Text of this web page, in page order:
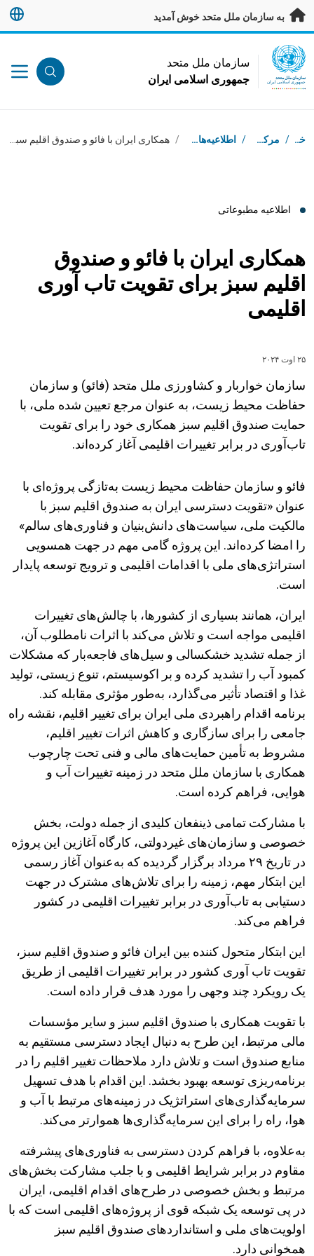
به محتوای اصلی بروید
به سازمان ملل متحد خوش آمدید
UN Logo
سازمان ملل متحد
جمهوری اسلامی ایران
سازمان ملل متحد
جمهوری اسلامی ایران
بردکرامب
خانه / مرکز رسانه / اطلاعیه‌های مطبوعاتی /
اطلاعیه مطبوعاتی
همکاری ایران با فائو و صندوق
اقلیم سبز برای تقویت تاب آوری
اقلیمی
۲۵ اوت ۲۰۲۴
سازمان خواربار و کشاورزی ملل متحد (فائو) و سازمان
حفاظت محیط زیست، به عنوان مرجع تعیین شده ملی، با
حمایت صندوق اقلیم سبز همکاری خود را برای تقویت
تاب‌آوری در برابر تغییرات اقلیمی آغاز کرده‌اند.
فائو و سازمان حفاظت محیط زیست به‌تازگی پروژه‌ای با
عنوان «تقویت دسترسی ایران به صندوق اقلیم سبز با
مالکیت ملی، سیاست‌های دانش‌بنیان و فناوری‌های سالم»
را امضا کرده‌اند. این پروژه گامی مهم در جهت همسویی
استراتژی‌های ملی با اقدامات اقلیمی و ترویج توسعه پایدار
است.
ایران، همانند بسیاری از کشورها، با چالش‌های تغییرات
اقلیمی مواجه است و تلاش می‌کند با اثرات نامطلوب آن،
از جمله تشدید خشکسالی و سیل‌های فاجعه‌بار که مشکلات
کمبود آب را تشدید کرده و بر اکوسیستم، تنوع زیستی، تولید
غذا و اقتصاد تأثیر می‌گذارد، به‌طور مؤثری مقابله کند.
برنامه اقدام راهبردی ملی ایران برای تغییر اقلیم، نقشه راه
جامعی را برای سازگاری و کاهش اثرات تغییر اقلیم،
مشروط به تأمین حمایت‌های مالی و فنی تحت چارچوب
همکاری با سازمان ملل متحد در زمینه تغییرات آب و
هوایی، فراهم کرده است.
با مشارکت تمامی ذینفعان کلیدی از جمله دولت، بخش
خصوصی و سازمان‌های غیردولتی، کارگاه آغازین این پروژه
در تاریخ ۲۹ مرداد برگزار گردیده که به‌عنوان آغاز رسمی
این ابتکار مهم، زمینه را برای تلاش‌های مشترک در جهت
دستیابی به تاب‌آوری در برابر تغییرات اقلیمی در کشور
فراهم می‌کند.
این ابتکار متحول کننده بین ایران فائو و صندوق اقلیم سبز،
تقویت تاب آوری کشور در برابر تغییرات اقلیمی از طریق
یک رویکرد چند وجهی را مورد هدف قرار داده است.
با تقویت همکاری با صندوق اقلیم سبز و سایر مؤسسات
مالی مرتبط، این طرح به دنبال ایجاد دسترسی مستقیم به
منابع صندوق است و تلاش دارد ملاحظات تغییر اقلیم را در
برنامه‌ریزی توسعه بهبود بخشد. این اقدام با هدف تسهیل
سرمایه‌گذاری‌های استراتژیک در زمینه‌های مرتبط با آب و
هوا، راه را برای این سرمایه‌گذاری‌ها هموارتر می‌کند.
به‌علاوه، با فراهم کردن دسترسی به فناوری‌های پیشرفته
مقاوم در برابر شرایط اقلیمی و با جلب مشارکت بخش‌های
مرتبط و بخش خصوصی در طرح‌های اقدام اقلیمی، ایران
در پی توسعه یک شبکه قوی از پروژه‌های اقلیمی است که با
اولویت‌های ملی و استانداردهای صندوق اقلیم سبز
همخوانی دارد.